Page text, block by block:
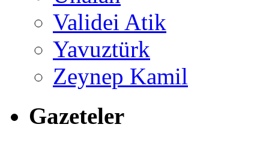
Validei Atik
Yavuztürk
Zeynep Kamil
Gazeteler